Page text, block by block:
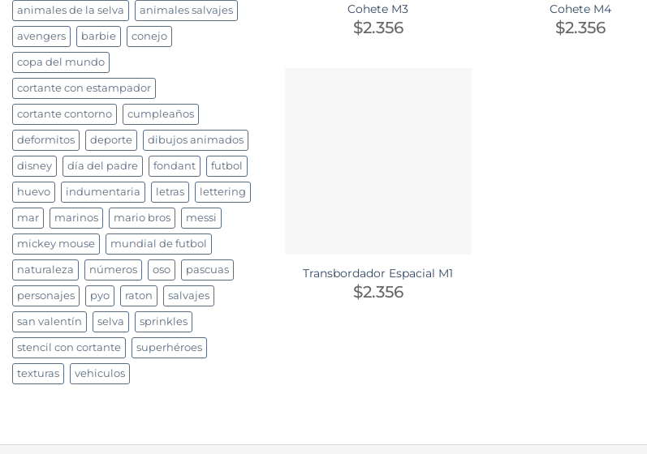
animales de la selva animales salvajes
avengers barbie conejo
copa del mundo
cortante con estampador
cortante contorno cumpleaños
deformitos deporte dibujos animados
disney día del padre fondant futbol
huevo indumentaria letras lettering
mar marinos mario bros messi
mickey mouse mundial de futbol
naturaleza números oso pascuas
personajes pyo raton salvajes
san valentín selva sprinkles
stencil con cortante superhéroes
texturas vehiculos
Cohete M3
$2.356
Cohete M4
$2.356
Transbordador Espacial M1
$2.356